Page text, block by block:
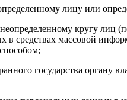
лицу или
кругу лиц
в средствах массовой
государства органу